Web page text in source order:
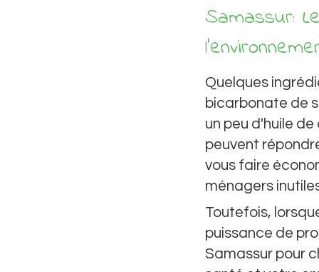
Samassur:
Quelques
bicarbonate de
un peu d'huile
peuvent
vous faire
ménagers
Toutefois,
puissance de
Samassur pour